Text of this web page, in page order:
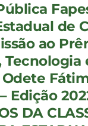
de
ao
Tecnologia
Odete
Edição
DA